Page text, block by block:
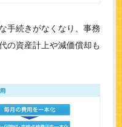
手続きがなくなり、事務
の資産計上や減価償却も